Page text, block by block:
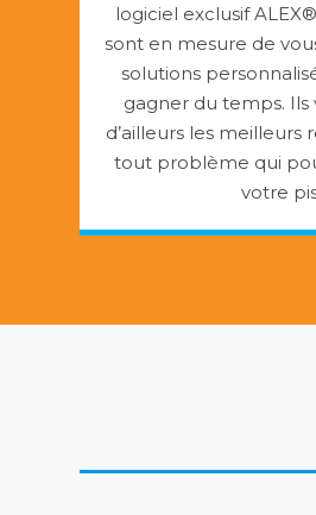
logiciel exclusif
sont en mesure de
solutions
gagner du temps.
d’ailleurs les meilleurs
tout problème qui
votre